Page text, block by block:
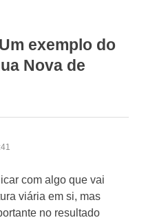
exemplo do
Nova de
com algo que vai
viária em si, mas
no resultado